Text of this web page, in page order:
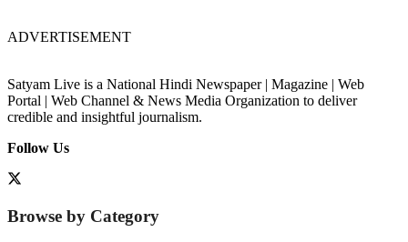
ADVERTISEMENT
Satyam Live is a National Hindi Newspaper | Magazine | Web
Portal | Web Channel & News Media Organization to deliver
credible and insightful journalism.
Follow Us
Browse by Category